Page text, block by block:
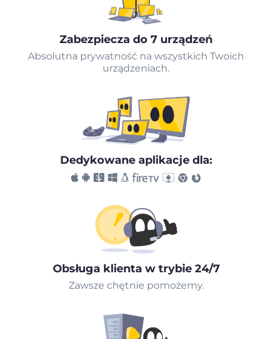
Zabezpiecza do 7 urządzeń
Absolutna prywatność na wszystkich Twoich
urządzeniach.
Dedykowane aplikacje dla:
Obsługa klienta w trybie 24/7
Zawsze chętnie pomożemy.